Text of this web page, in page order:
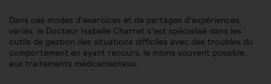
Dans ces modes d’exercices et de partages d’expériences
variés, le Docteur Isabelle Charret s’est spécialisé dans les
outils de gestion des situations difficiles avec des troubles du
comportement en ayant recours, le moins souvent possible,
aux traitements médicamenteux.